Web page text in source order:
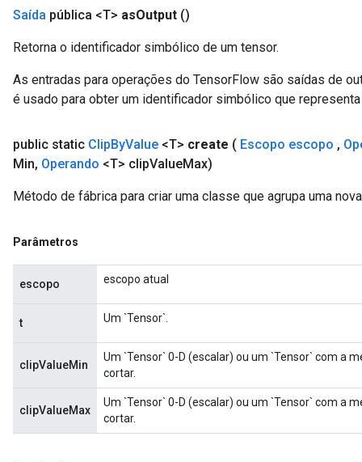
Saída pública <T> asOutput ()
Retorna o identificador simbólico de um tensor.
As entradas para operações do TensorFlow são saídas de
é usado para obter um identificador simbólico que
public static ClipByValue <T> create ( Escopo escopo ,
Min, Operando <T> clipValueMax)
Método de fábrica para criar uma classe que agrupa uma
Parâmetros
escopo escopo atual
t Um `Tensor`.
clipValueMin
Um `Tensor` 0-D (escalar) ou um `Tensor` com a
cortar.
clipValueMax
Um `Tensor` 0-D (escalar) ou um `Tensor` com a
cortar.